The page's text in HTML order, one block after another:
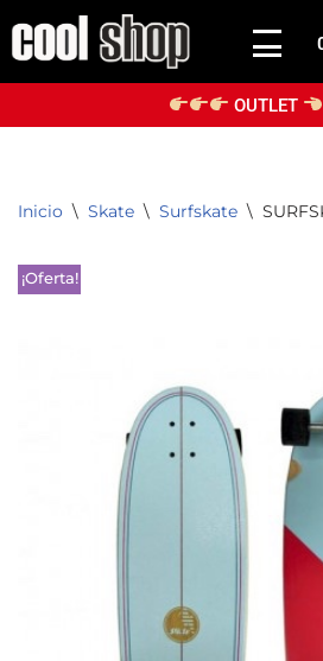
Saltar
OUTLET
Inicio \ Skate \ Surfskate \
¡Oferta!